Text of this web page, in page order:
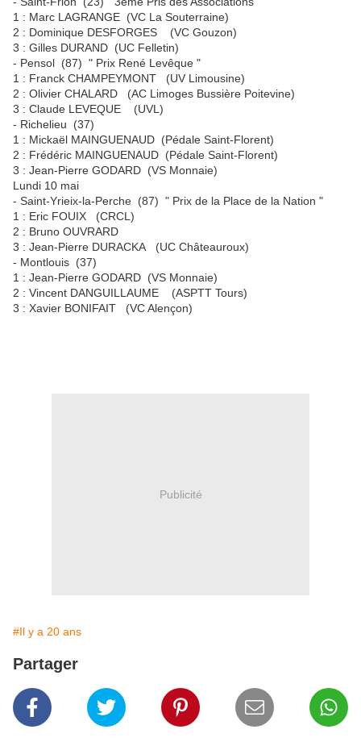
1 : Marc LAGRANGE (VC La Souterraine)
2 : Dominique DESFORGES (VC Gouzon)
3 : Gilles DURAND (UC Felletin)
- Pensol (87) " Prix René Levêque "
1 : Franck CHAMPEYMONT (UV Limousine)
2 : Olivier CHALARD (AC Limoges Bussière Poitevine)
3 : Claude LEVEQUE (UVL)
- Richelieu (37)
1 : Mickaël MAINGUENAUD (Pédale Saint-Florent)
2 : Frédéric MAINGUENAUD (Pédale Saint-Florent)
3 : Jean-Pierre GODARD (VS Monnaie)
Lundi 10 mai
- Saint-Yrieix-la-Perche (87) " Prix de la Place de la Nation "
1 : Eric FOUIX (CRCL)
2 : Bruno OUVRARD
3 : Jean-Pierre DURACKA (UC Châteauroux)
- Montlouis (37)
1 : Jean-Pierre GODARD (VS Monnaie)
2 : Vincent DANGUILLAUME (ASPTT Tours)
3 : Xavier BONIFAIT (VC Alençon)
Publicité
#Il y a 20 ans
Partager